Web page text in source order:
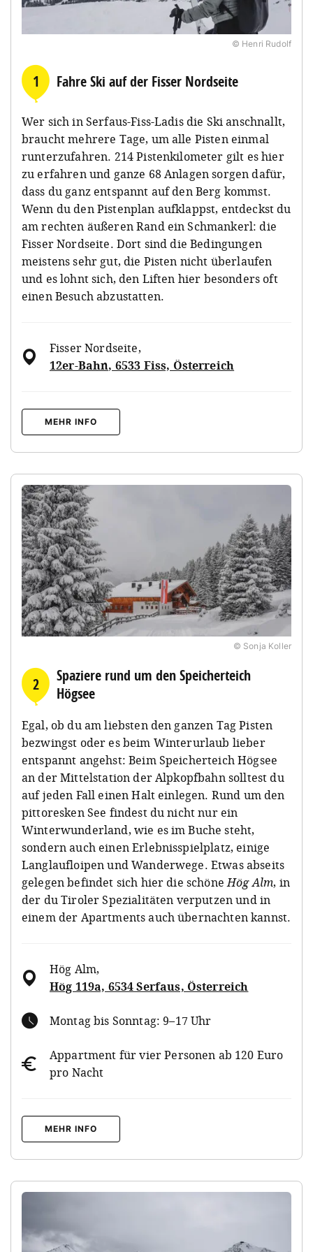
© Henri Rudolf
1 Fahre Ski auf der Fisser Nordseite
Wer sich in Serfaus-Fiss-Ladis die Ski anschnallt,
braucht mehrere Tage, um alle Pisten einmal
runterzufahren. 214 Pistenkilometer gilt es hier
zu erfahren und ganze 68 Anlagen sorgen dafür,
dass du ganz entspannt auf den Berg kommst.
Wenn du den Pistenplan aufklappst, entdeckst du
am rechten äußeren Rand ein Schmankerl: die
Fisser Nordseite. Dort sind die Bedingungen
meistens sehr gut, die Pisten nicht überlaufen
und es lohnt sich, den Liften hier besonders oft
einen Besuch abzustatten.
Fisser Nordseite,
12er-Bahn, 6533 Fiss, Österreich
MEHR INFO
© Sonja Koller
2
Spaziere rund um den Speicherteich
Högsee
Egal, ob du am liebsten den ganzen Tag Pisten
bezwingst oder es beim Winterurlaub lieber
entspannt angehst: Beim Speicherteich Högsee
an der Mittelstation der Alpkopfbahn solltest du
auf jeden Fall einen Halt einlegen. Rund um den
pittoresken See findest du nicht nur ein
Winterwunderland, wie es im Buche steht,
sondern auch einen Erlebnisspielplatz, einige
Langlaufloipen und Wanderwege. Etwas abseits
gelegen befindet sich hier die schöneHög Alm, in
der du Tiroler Spezialitäten verputzen und in
einem der Apartments auch übernachten kannst.
Hög Alm,
Hög 119a, 6534 Serfaus, Österreich
Montag bis Sonntag: 9–17 Uhr
Appartment für vier Personen ab 120 Euro
pro Nacht
MEHR INFO